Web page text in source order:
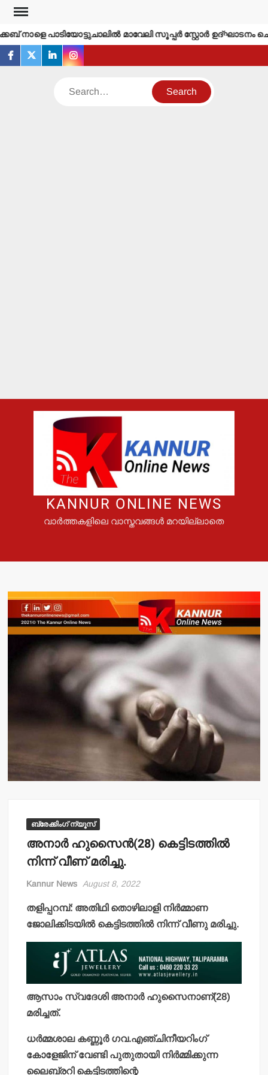
Skip
content
നാളെ പാടിയോട്ടുചാലില്‍ മാവേലി സൂപ്പര്‍ സ്റ്റോര്‍ ഉദ്ഘാടനം
facebook
twitterlinkedininstagram
Search
KANNUR ONLINE NEWS
വാർത്തകളിലെ വാസ്തവങ്ങൾ മറയില്ലാതെ
ബ്രേക്കിംഗ് ന്യൂസ്
അനാര്‍ ഹുസൈന്‍(28) കെട്ടിടത്തില്‍
നിന്ന് വീണ് മരിച്ചു.
Kannur News August 8, 2022
തളിപ്പറമ്പ്: അതിഥി തൊഴിലാളി നിര്‍മ്മാണ
ജോലിക്കിടയില്‍ കെട്ടിടത്തില്‍ നിന്ന് വീണു മരിച്ചു.
ആസാം സ്വദേശി അനാര്‍ ഹുസൈനാണ്(28)
മരിച്ചത്.
ധര്‍മ്മശാല കണ്ണൂര്‍ ഗവ.എഞ്ചിനീയറിംഗ്
കോളേജിന് വേണ്ടി പുതുതായി നിര്‍മ്മിക്കുന്ന
ലൈബ്രറി കെട്ടിടത്തിന്റെ